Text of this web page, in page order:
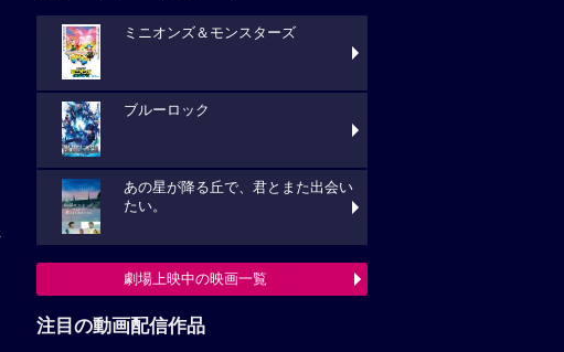
ミニオンズ＆モンスターズ
ブルーロック
あの星が降る丘で、君とまた出会い
たい。
劇場上映中の映画一覧
注目の動画配信作品